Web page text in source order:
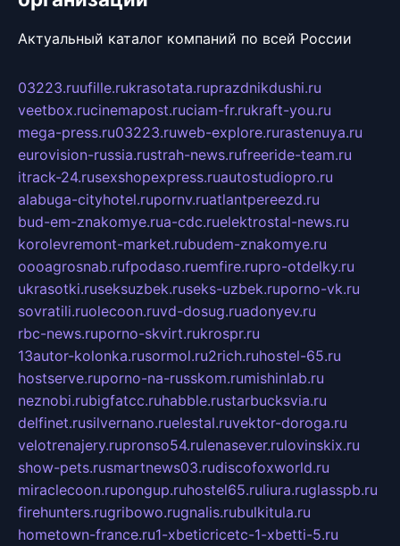
Актуальный каталог компаний по всей России
03223.ruufille.rukrasotata.ruprazdnikdushi.ru
veetbox.rucinemapost.ruciam-fr.rukraft-you.ru
mega-press.ru03223.ruweb-explore.rurastenuya.ru
eurovision-russia.rustrah-news.rufreeride-team.ru
itrack-24.rusexshopexpress.ruautostudiopro.ru
alabuga-cityhotel.rupornv.ruatlantpereezd.ru
bud-em-znakomye.rua-cdc.ruelektrostal-news.ru
korolevremont-market.rubudem-znakomye.ru
oooagrosnab.rufpodaso.ruemfire.rupro-otdelky.ru
ukrasotki.ruseksuzbek.ruseks-uzbek.ruporno-vk.ru
sovratili.ruolecoon.ruvd-dosug.ruadonyev.ru
rbc-news.ruporno-skvirt.rukrospr.ru
13autor-kolonka.rusormol.ru2rich.ruhostel-65.ru
hostserve.ruporno-na-russkom.rumishinlab.ru
neznobi.rubigfatcc.ruhabble.rustarbucksvia.ru
delfinet.rusilvernano.ruelestal.ruvektor-doroga.ru
velotrenajery.rupronso54.rulenasever.rulovinskix.ru
show-pets.rusmartnews03.rudiscofoxworld.ru
miraclecoon.rupongup.ruhostel65.ruliura.ruglasspb.ru
firehunters.rugribowo.rugnalis.rubulkitula.ru
hometown-france.ru1-xbeticricetc-1-xbetti-5.ru